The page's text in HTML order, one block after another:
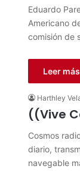
Eduardo
Americano
comisión de
Leer
Harthley
((Vive
Cosmos
diario,
navegable